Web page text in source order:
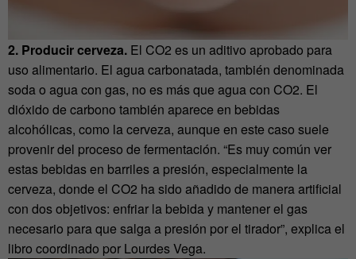
2. Producir cerveza. El CO2 es un aditivo aprobado para
uso alimentario. El agua carbonatada, también denominada
soda o agua con gas, no es más que agua con CO2. El
dióxido de carbono también aparece en bebidas
alcohólicas, como la cerveza, aunque en este caso suele
provenir del proceso de fermentación. “Es muy común ver
estas bebidas en barriles a presión, especialmente la
cerveza, donde el CO2 ha sido añadido de manera artiﬁcial
con dos objetivos: enfriar la bebida y mantener el gas
necesario para que salga a presión por el tirador”, explica el
libro coordinado por Lourdes Vega.